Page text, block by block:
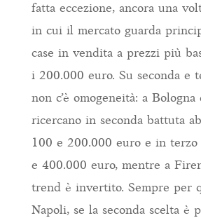
fatta eccezione, ancora una
in cui il mercato guarda
case in vendita a prezzi più
i 200.000 euro. Su seconda e
non c’è omogeneità: a Bologna
ricercano in seconda battuta
100 e 200.000 euro e in
e 400.000 euro, mentre a
trend è invertito. Sempre per
Napoli, se la seconda scelta è